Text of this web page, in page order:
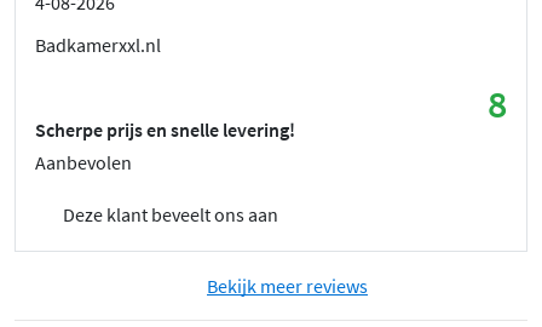
Badkamerxxl.nl
8
Scherpe prijs en snelle levering!
Aanbevolen
Deze klant beveelt ons aan
Bekijk meer reviews